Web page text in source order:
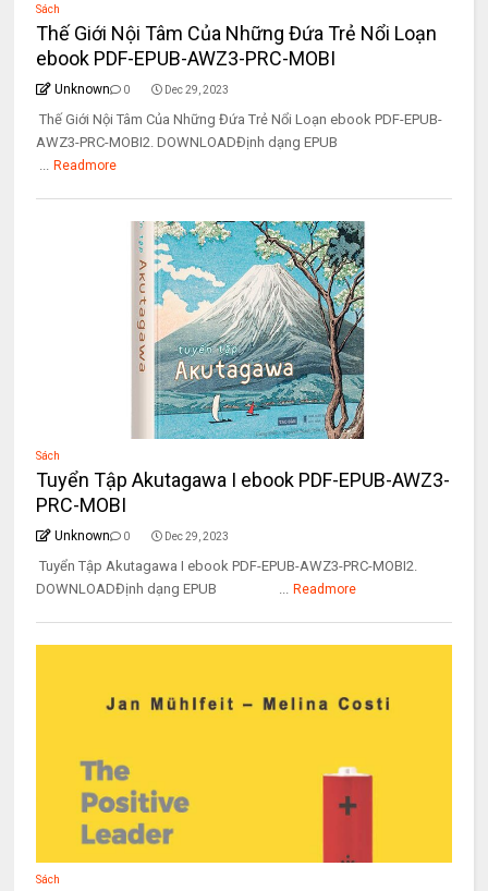
Sách
Thế Giới Nội Tâm Của Những Đứa Trẻ Nổi Loạn
ebook PDF-EPUB-AWZ3-PRC-MOBI
Unknown 0 Dec 29, 2023
Thế Giới Nội Tâm Của Những Đứa Trẻ Nổi Loạn ebook PDF-EPUB-
AWZ3-PRC-MOBI2. DOWNLOADĐịnh dạng EPUB
... Readmore
Sách
Tuyển Tập Akutagawa I ebook PDF-EPUB-AWZ3-
PRC-MOBI
Unknown 0 Dec 29, 2023
Tuyển Tập Akutagawa I ebook PDF-EPUB-AWZ3-PRC-MOBI2.
DOWNLOADĐịnh dạng EPUB ... Readmore
Sách